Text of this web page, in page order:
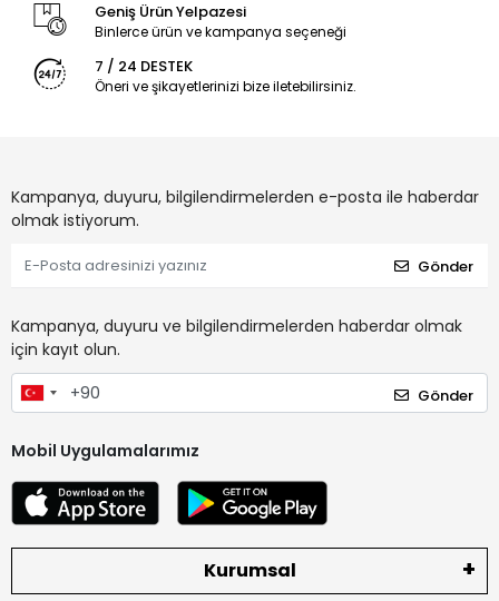
Geniş Ürün Yelpazesi
Binlerce ürün ve kampanya seçeneği
7 / 24 DESTEK
Öneri ve şikayetlerinizi bize iletebilirsiniz.
Kampanya, duyuru, bilgilendirmelerden e-posta ile haberdar
olmak istiyorum.
Gönder
Kampanya, duyuru ve bilgilendirmelerden haberdar olmak
için kayıt olun.
Gönder
Mobil Uygulamalarımız
Kurumsal